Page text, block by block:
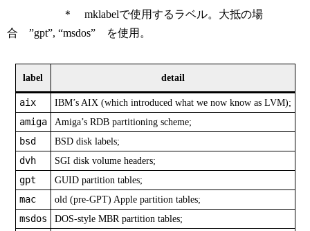
＊ mklabelで使用するラベル。大抵の場
合 ”gpt”, “msdos” を使用。
label detail
aix IBM’s AIX (which introduced what we now know as LVM);
amiga Amiga’s RDB partitioning scheme;
bsd BSD disk labels;
dvh SGI disk volume headers;
gpt GUID partition tables;
mac old (pre-GPT) Apple partition tables;
msdos DOS-style MBR partition tables;